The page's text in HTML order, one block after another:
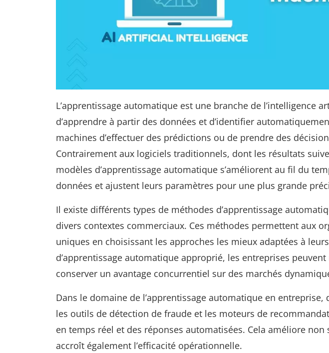
L’apprentissage automatique est une branche de l’intelligence
d’apprendre à partir des données et d’identifier
machines d’effectuer des prédictions ou de prendre des
Contrairement aux logiciels traditionnels, dont les résultats
modèles d’apprentissage automatique s’améliorent au fil du
données et ajustent leurs paramètres pour une plus grande
Il existe différents types de méthodes d’apprentissage
divers contextes commerciaux. Ces méthodes permettent aux
uniques en choisissant les approches les mieux adaptées à
d’apprentissage automatique approprié, les entreprises
conserver un avantage concurrentiel sur des marchés
Dans le domaine de l’apprentissage automatique en entreprise,
les outils de détection de fraude et les moteurs de
en temps réel et des réponses automatisées. Cela améliore non
accroît également l’efficacité opérationnelle.